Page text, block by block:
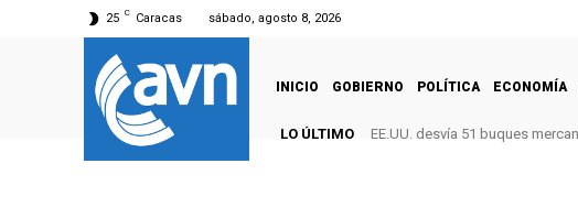
25 C Caracas sábado, agosto 8, 2026
INICIO GOBIERNO POLÍTICA ECONOMÍA
LO ÚLTIMO EE.UU. desvía 51 buques